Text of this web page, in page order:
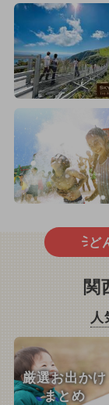
ど
関
人
厳選お出かけ
まとめ